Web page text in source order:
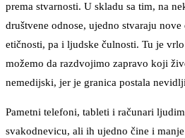
prema stvarnosti. U skladu sa tim, na
društvene odnose, ujedno stvaraju
etičnosti, pa i ljudske čulnosti. Tu je
možemo da razdvojimo zapravo koji
nemedijski, jer je granica postala
Pametni telefoni, tableti i računari
svakodnevicu, ali ih ujedno čine i